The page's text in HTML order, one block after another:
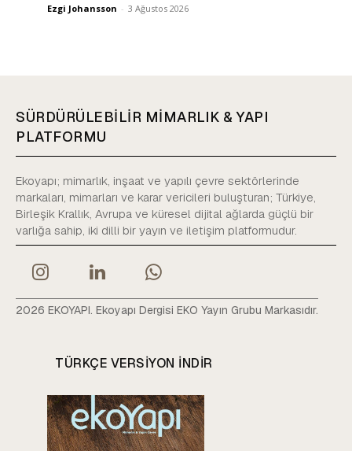
Ezgi Johansson - 3 Ağustos 2026
SÜRDÜRÜLEBİLİR MİMARLIK & YAPI
PLATFORMU
Ekoyapı; mimarlık, inşaat ve yapılı çevre sektörlerinde
markaları, mimarları ve karar vericileri buluşturan; Türkiye,
Birleşik Krallık, Avrupa ve küresel dijital ağlarda güçlü bir
varlığa sahip, iki dilli bir yayın ve iletişim platformudur.
2026 EKOYAPI. Ekoyapı Dergisi EKO Yayın Grubu Markasıdır.
TÜRKÇE VERSIYON INDIR